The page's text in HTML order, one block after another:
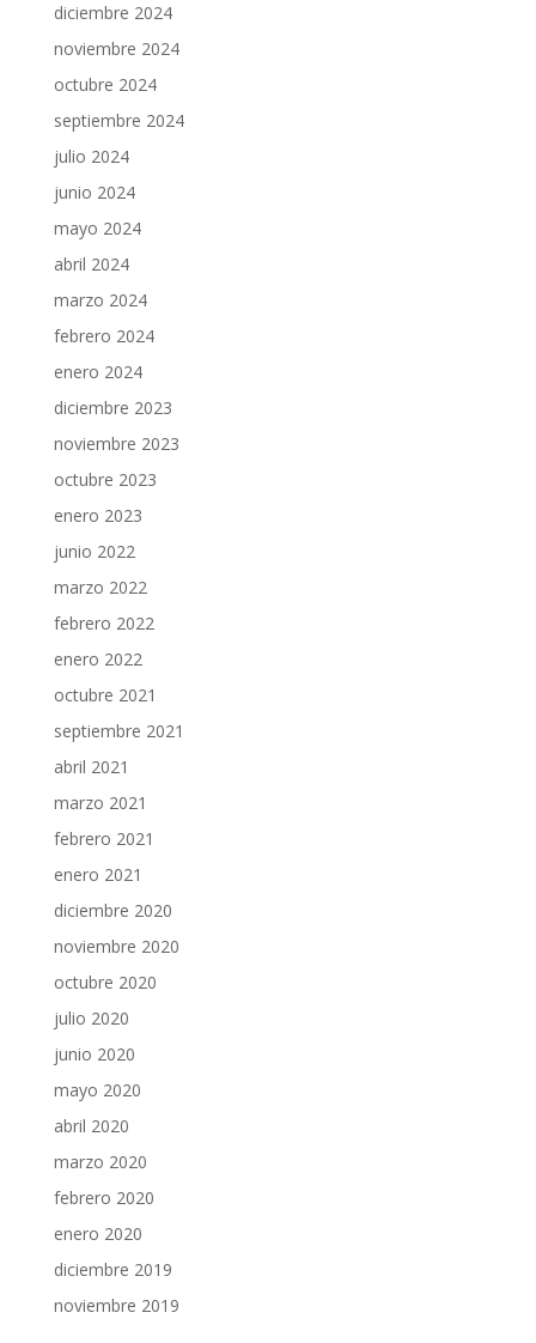
diciembre 2024
noviembre 2024
octubre 2024
septiembre 2024
julio 2024
junio 2024
mayo 2024
abril 2024
marzo 2024
febrero 2024
enero 2024
diciembre 2023
noviembre 2023
octubre 2023
enero 2023
junio 2022
marzo 2022
febrero 2022
enero 2022
octubre 2021
septiembre 2021
abril 2021
marzo 2021
febrero 2021
enero 2021
diciembre 2020
noviembre 2020
octubre 2020
julio 2020
junio 2020
mayo 2020
abril 2020
marzo 2020
febrero 2020
enero 2020
diciembre 2019
noviembre 2019